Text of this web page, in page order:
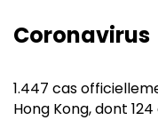
Coronavirus
1.447 cas
Hong Kong, dont